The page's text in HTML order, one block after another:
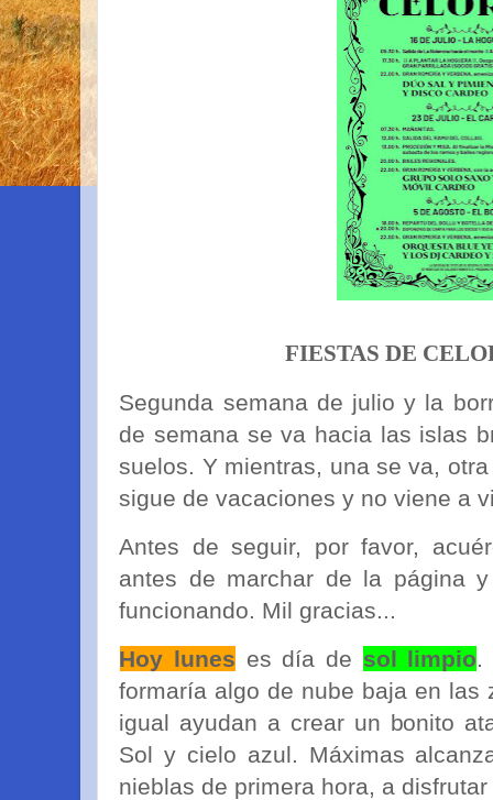
FIESTAS DE
Segunda semana de julio y la
de semana se va hacia las islas
suelos. Y mientras, una se va,
sigue de vacaciones y no viene a
Antes de seguir, por favor,
antes de marchar de la página
funcionando. Mil gracias...
Hoy lunes es día de sol limpio
formaría algo de nube baja en las
igual ayudan a crear un bonito
Sol y cielo azul. Máximas
nieblas de primera hora, a